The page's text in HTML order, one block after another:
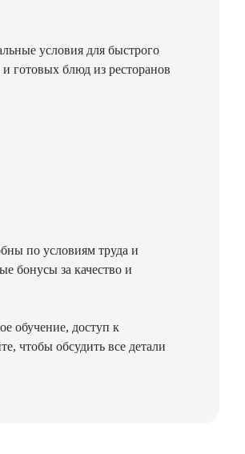
условия для быстрого
готовых блюд из ресторанов
по условиям труда и
бонусы за качество и
обучение, доступ к
чтобы обсудить все детали